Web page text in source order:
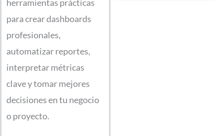
herramientas prácticas
para crear dashboards
profesionales,
automatizar reportes,
interpretar métricas
clave y tomar mejores
decisiones en tu negocio
o proyecto.